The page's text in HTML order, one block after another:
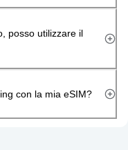
posso utilizzare il
con la mia eSIM?